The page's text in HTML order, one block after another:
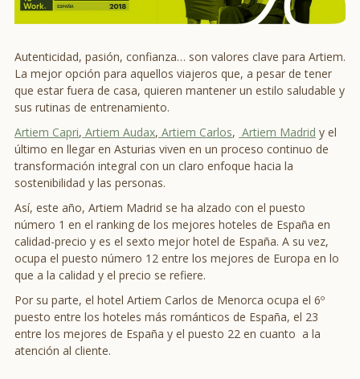
Autenticidad, pasión, confianza… son valores clave para Artiem.
La mejor opción para aquellos viajeros que, a pesar de tener
que estar fuera de casa, quieren mantener un estilo saludable y
sus rutinas de entrenamiento.
Artiem Capri, Artiem Audax, Artiem Carlos, Artiem Madrid y el
último en llegar en Asturias viven en un proceso continuo de
transformación integral con un claro enfoque hacia la
sostenibilidad y las personas.
Así, este año, Artiem Madrid se ha alzado con el puesto
número 1 en el ranking de los mejores hoteles de España en
calidad-precio y es el sexto mejor hotel de España. A su vez,
ocupa el puesto número 12 entre los mejores de Europa en lo
que a la calidad y el precio se refiere.
Por su parte, el hotel Artiem Carlos de Menorca ocupa el 6º
puesto entre los hoteles más románticos de España, el 23
entre los mejores de España y el puesto 22 en cuanto a la
atención al cliente.